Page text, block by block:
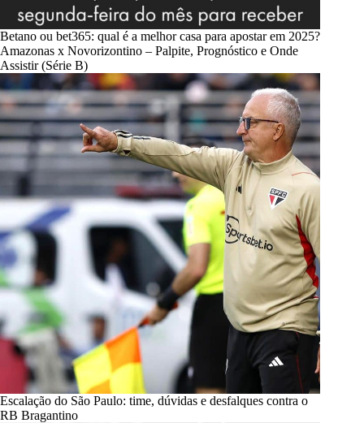
Betano ou bet365: qual é a melhor casa para apostar em 2025?
Amazonas x Novorizontino – Palpite, Prognóstico e Onde
Assistir (Série B)
Escalação do São Paulo: time, dúvidas e desfalques contra o
RB Bragantino